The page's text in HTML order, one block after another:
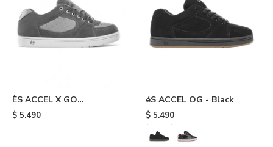
ÈS ACCEL X GO
SKATEBOARDING - Grey
$ 5.490
éS ACCEL OG - Black
$ 5.490